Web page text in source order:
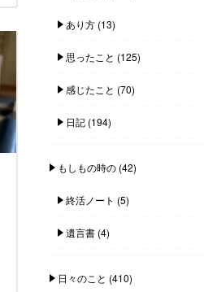
あり方(13)
思ったこと (125)
感じたこと (70)
日記(194)
もしもの時の(42)
終活ノート (5)
遺言書(4)
日々のこと (410)